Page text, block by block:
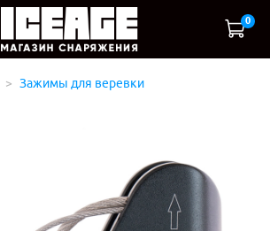
0
Зажимы для веревки